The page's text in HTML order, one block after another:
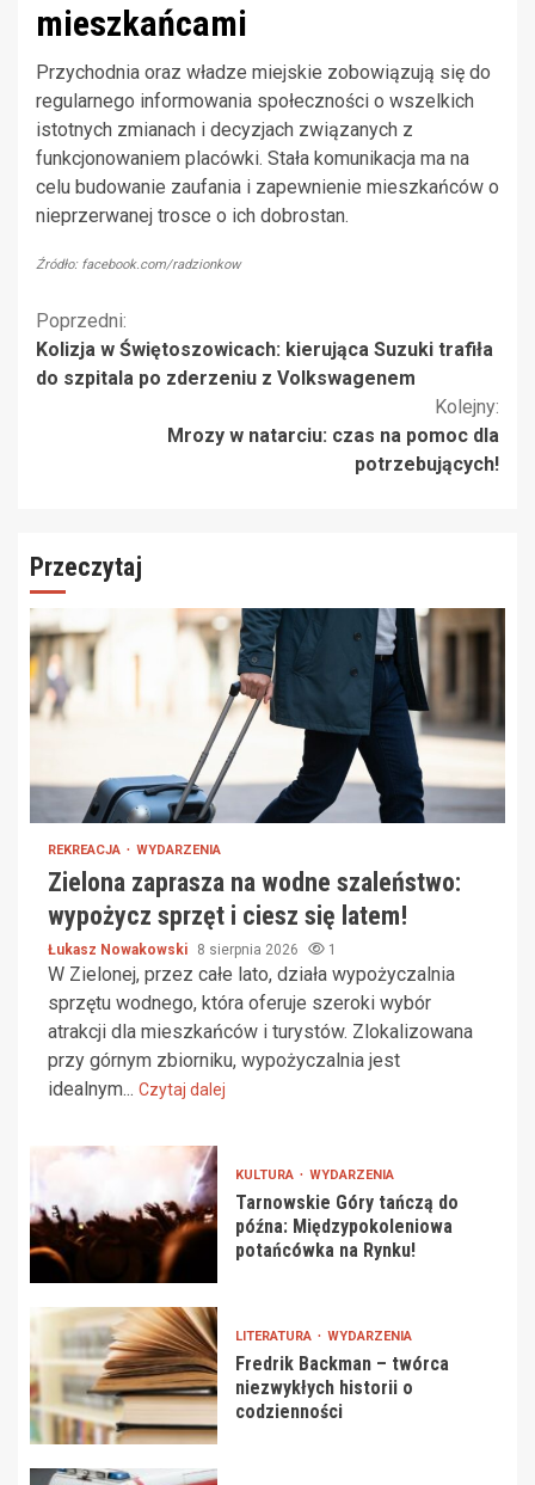
mieszkańcami
Przychodnia oraz władze miejskie zobowiązują się do
regularnego informowania społeczności o wszelkich
istotnych zmianach i decyzjach związanych z
funkcjonowaniem placówki. Stała komunikacja ma na
celu budowanie zaufania i zapewnienie mieszkańców o
nieprzerwanej trosce o ich dobrostan.
Źródło: facebook.com/radzionkow
Kontynuuj
czytanie
Poprzedni:
Kolizja w Świętoszowicach: kierująca Suzuki trafiła
do szpitala po zderzeniu z Volkswagenem
Kolejny:
Mrozy w natarciu: czas na pomoc dla
potrzebujących!
Przeczytaj
REKREACJA WYDARZENIA
Zielona zaprasza na wodne szaleństwo:
wypożycz sprzęt i ciesz się latem!
Łukasz Nowakowski 8 sierpnia 2026 1
W Zielonej, przez całe lato, działa wypożyczalnia
sprzętu wodnego, która oferuje szeroki wybór
atrakcji dla mieszkańców i turystów. Zlokalizowana
przy górnym zbiorniku, wypożyczalnia jest
idealnym... Czytaj dalej
KULTURA WYDARZENIA
Tarnowskie Góry tańczą do
późna: Międzypokoleniowa
potańcówka na Rynku!
LITERATURA WYDARZENIA
Fredrik Backman – twórca
niezwykłych historii o
codzienności